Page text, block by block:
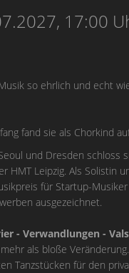
17:00
so ehrlich und echt
fand sie als Chorkind
und Dresden schloss
HMT Leipzig. Als Solistin
für Startup-
ausgezeichnet.
- Verwandlungen -
als bloße
Tanzstücken für den